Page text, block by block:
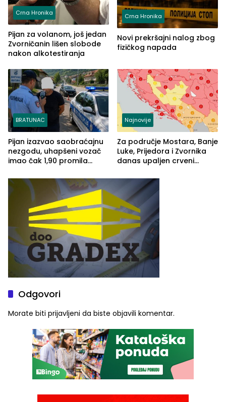
Crna Hronika
Pijan za volanom, još jedan
Zvorničanin lišen slobode
nakon alkotestiranja
Crna Hronika
Novi prekršajni nalog zbog
fizičkog napada
BRATUNAC
Pijan izazvao saobraćajnu
nezgodu, uhapšeni vozač
imao čak 1,90 promila
Najnovije
Za područje Mostara, Banje
Luke, Prijedora i Zvornika
danas upaljen crveni
Odgovori
Morate biti prijavljeni da biste objavili komentar.